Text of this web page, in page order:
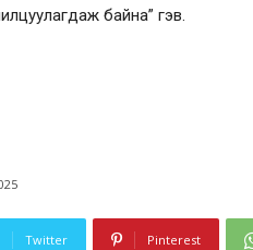
байна” гэв.
Twitter Pinterest